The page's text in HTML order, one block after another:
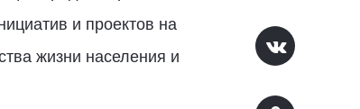
и проектов на
жизни населения и